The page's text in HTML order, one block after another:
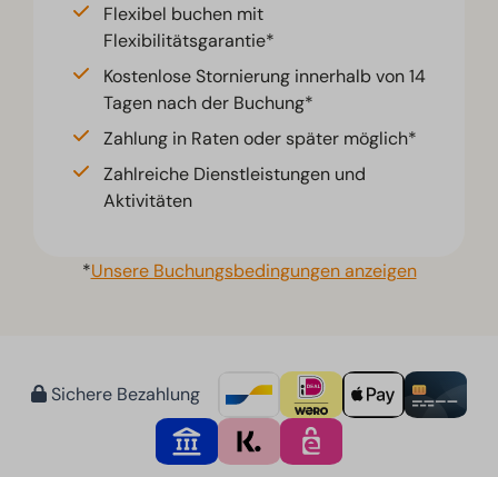
Flexibel buchen mit
Flexibilitätsgarantie*
Kostenlose Stornierung innerhalb von 14
Tagen nach der Buchung*
Zahlung in Raten oder später möglich*
Zahlreiche Dienstleistungen und
Aktivitäten
*Unsere Buchungsbedingungen anzeigen
Sichere Bezahlung